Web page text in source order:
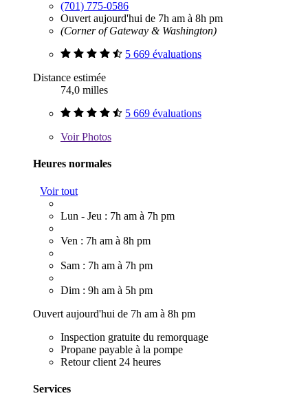
(701) 775-0586
Ouvert aujourd'hui de 7h am à 8h pm
(Corner of Gateway & Washington)
5 669 évaluations
Distance estimée
74,0 milles
5 669 évaluations
VoirPhotos
Heures normales
Voir tout
Lun - Jeu : 7h am à 7h pm
Ven : 7h am à 8h pm
Sam : 7h am à 7h pm
Dim : 9h am à 5h pm
Ouvert aujourd'hui de 7h am à 8h pm
Inspection gratuite du remorquage
Propane payable à la pompe
Retour client 24 heures
Services